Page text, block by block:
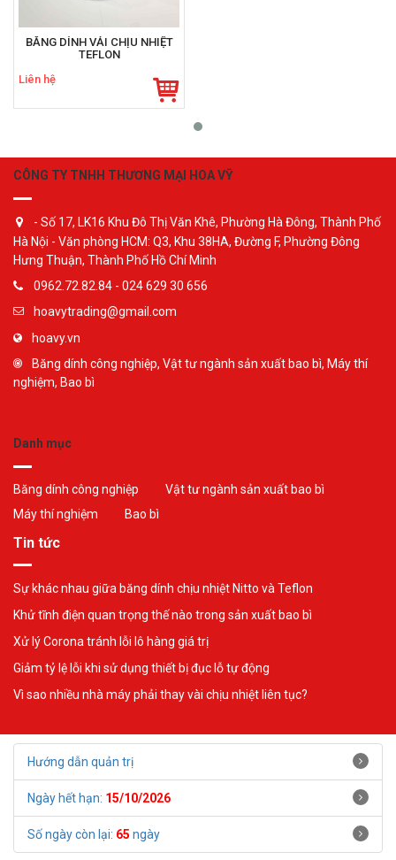
BĂNG DÍNH VẢI CHỊU NHIỆT
TEFLON
Liên hệ
CÔNG TY TNHH THƯƠNG MẠI HOA VỸ
- Số 17, LK16 Khu Đô Thị Văn Khê, Phường Hà Đông, Thành Phố
Hà Nội - Văn phòng HCM: Q3, Khu 38HA, Đường F, Phường Đông
Hưng Thuận, Thành Phố Hồ Chí Minh
0962.72.82.84 - 024 629 30 656
hoavytrading@gmail.com
hoavy.vn
Băng dính công nghiệp, Vật tư ngành sản xuất bao bì, Máy thí
nghiệm, Bao bì
Danh mục
Băng dính công nghiệp
Vật tư ngành sản xuất bao bì
Máy thí nghiệm
Bao bì
Tin tức
Sự khác nhau giữa băng dính chịu nhiệt Nitto và Teflon
Khử tĩnh điện quan trọng thế nào trong sản xuất bao bì
Xử lý Corona tránh lỗi lô hàng giá trị
Giảm tỷ lệ lỗi khi sử dụng thiết bị đục lỗ tự động
Vì sao nhiều nhà máy phải thay vài chịu nhiệt liên tục?
Hướng dẫn quản trị
Ngày hết hạn: 15/10/2026
Số ngày còn lại: 65 ngày